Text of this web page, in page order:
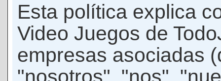
Esta política explica
Video Juegos de
empresas asociadas